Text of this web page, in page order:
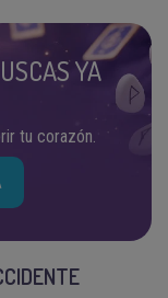
YA
tu corazón.